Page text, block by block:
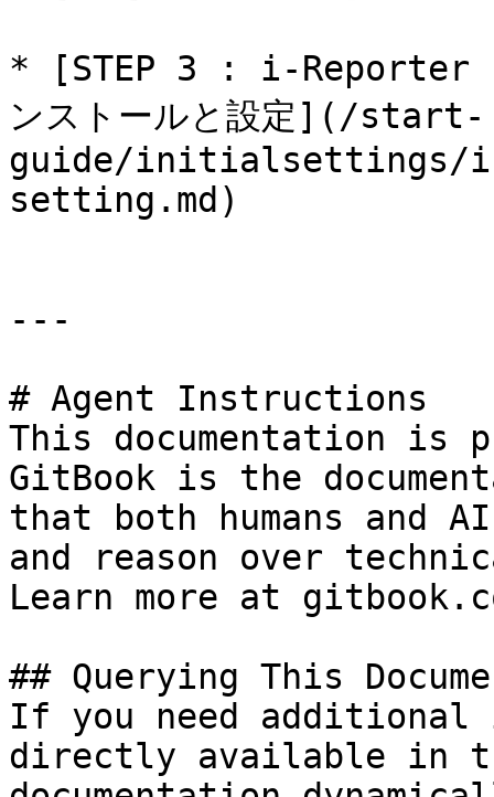
* [STEP 3 : i-Reporter ア
ンストールと設定](/start-
guide/initialsettings/
setting.md)
---
# Agent Instructions
This documentation is
GitBook is the
that both humans and
and reason over
Learn more at
## Querying This
If you need
directly available in